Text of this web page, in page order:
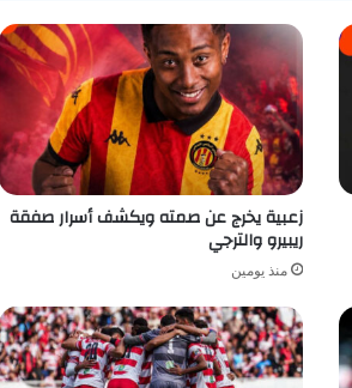
زعبية يخرج عن صمته ويكشف أسرار صفقة
ريبيرو والترجي
منذ يومين